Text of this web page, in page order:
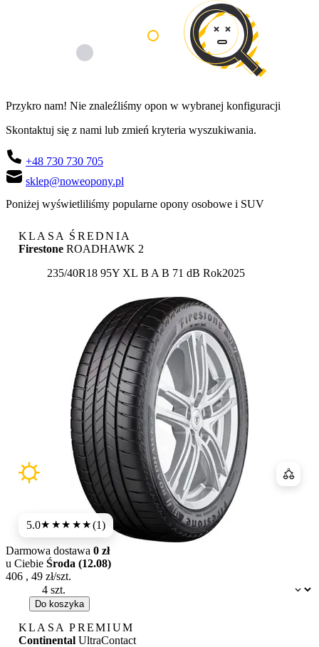
Przykro nam! Nie znaleźliśmy opon w wybranej konfiguracji
Skontaktuj się z nami lub zmień kryteria wyszukiwania.
+48 730 730 705
sklep@noweopony.pl
Poniżej wyświetliliśmy popularne opony osobowe i SUV
KLASA ŚREDNIA
Firestone ROADHAWK 2
235/40R18 95Y XL Etykieta:
B A B 71 dB Rok2025
5.0★★★★★(1)
Dostępność:
Darmowa dostawa 0 zł
u Ciebie Środa (12.08)
406 , 49 zł/szt.
Do koszyka
KLASA PREMIUM
Continental UltraContact